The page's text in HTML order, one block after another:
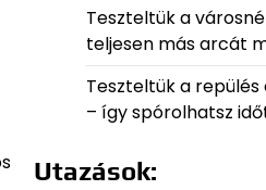
Teszteltük a
teljesen más arcát
Teszteltük a
– így spórolhatsz
Utazások: